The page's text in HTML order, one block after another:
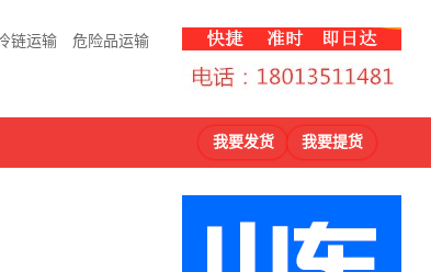
链运输 危险品运输
我要发货 我要提货